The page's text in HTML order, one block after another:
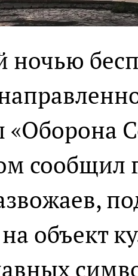
сообщил
объект